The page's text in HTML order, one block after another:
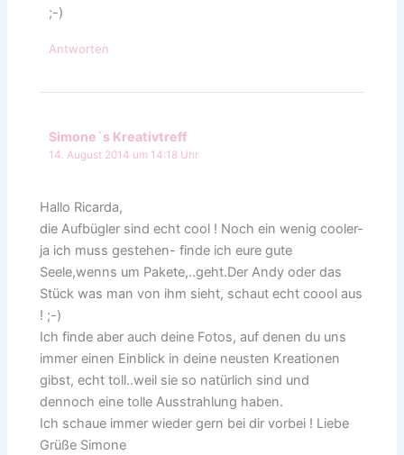
;-)
Antworten
Simone`s Kreativtreff
14. August 2014 um 14:18 Uhr
Hallo Ricarda,
die Aufbügler sind echt cool ! Noch ein wenig cooler-
ja ich muss gestehen- finde ich eure gute
Seele,wenns um Pakete,..geht.Der Andy oder das
Stück was man von ihm sieht, schaut echt coool aus
! ;-)
Ich finde aber auch deine Fotos, auf denen du uns
immer einen Einblick in deine neusten Kreationen
gibst, echt toll..weil sie so natürlich sind und
dennoch eine tolle Ausstrahlung haben.
Ich schaue immer wieder gern bei dir vorbei ! Liebe
Grüße Simone